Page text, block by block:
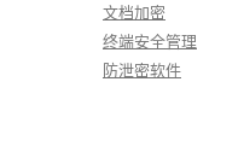
文档加密
终端安全管理
防泄密软件